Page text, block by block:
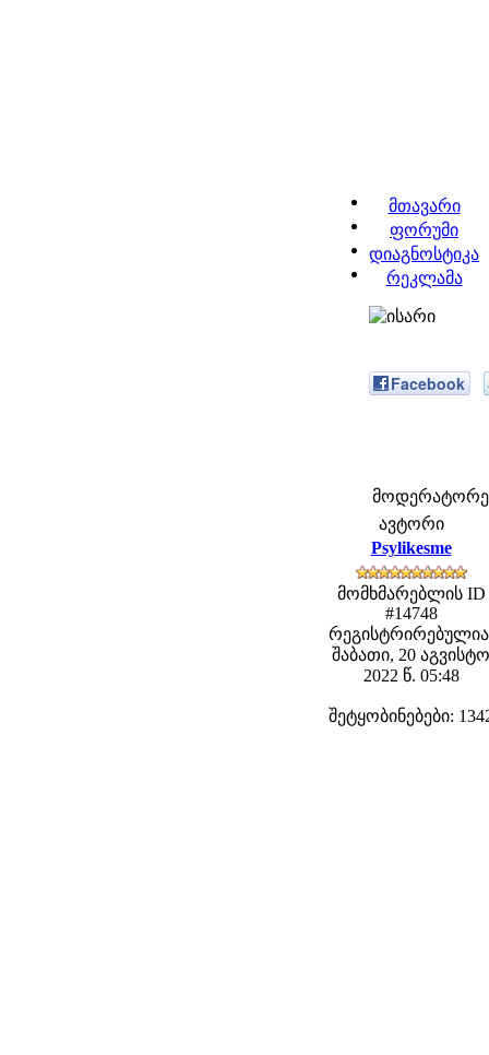
მთავარი
ფორუმი
დიაგნოსტიკა
რეკლამა
Facebook
ავტორი
Psylikesme
მომხმარებლის ID
#14748
შაბათი, 20 აგვისტო
2022 წ. 05:48
შეტყობინებები: